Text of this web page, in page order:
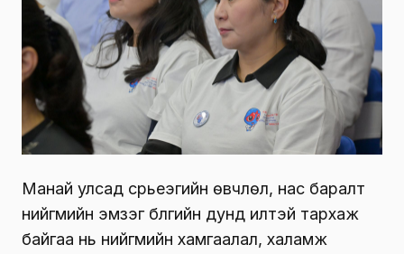
Манай улсад сүрьеэгийн өвчлөл, нас баралт
нийгмийн эмзэг бүлгийн дунд илүүтэй тархаж
байгаа нь нийгмийн хамгаалал, халамж